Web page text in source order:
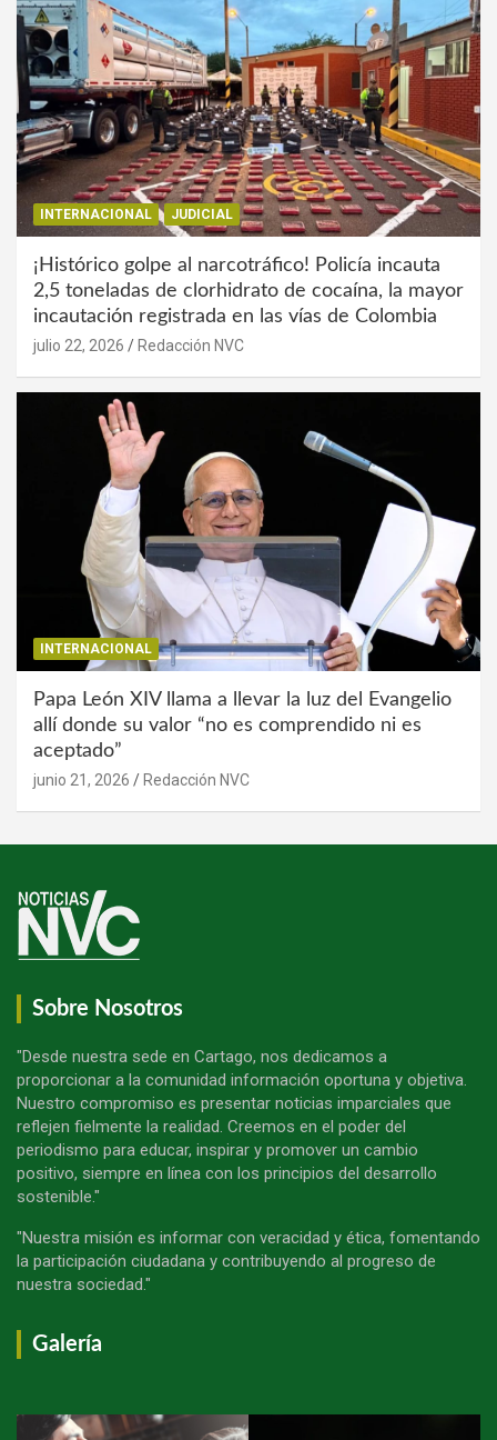
INTERNACIONAL JUDICIAL
¡Histórico golpe al narcotráfico! Policía incauta
2,5 toneladas de clorhidrato de cocaína, la mayor
incautación registrada en las vías de Colombia
julio 22, 2026 Redacción NVC
INTERNACIONAL
Papa León XIV llama a llevar la luz del Evangelio
allí donde su valor “no es comprendido ni es
aceptado”
junio 21, 2026 Redacción NVC
Sobre Nosotros
"Desde nuestra sede en Cartago, nos dedicamos a
proporcionar a la comunidad información oportuna y objetiva.
Nuestro compromiso es presentar noticias imparciales que
reflejen fielmente la realidad. Creemos en el poder del
periodismo para educar, inspirar y promover un cambio
positivo, siempre en línea con los principios del desarrollo
sostenible."
"Nuestra misión es informar con veracidad y ética, fomentando
la participación ciudadana y contribuyendo al progreso de
nuestra sociedad."
Galería